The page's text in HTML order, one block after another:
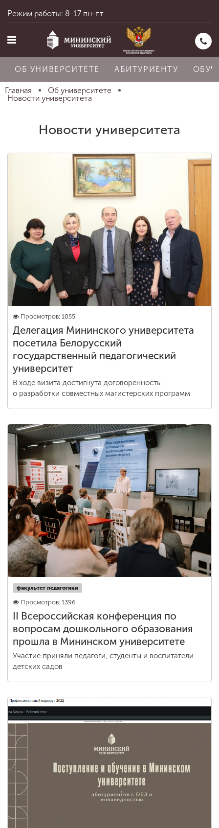
Об университете
Абитуриенту
Обучение
Наука
Международная
деятельность
Другие виды
деятельности
Студенческая жизнь
Сведения об
образовательной
организации
ENG SPN CHI
Приемная
комиссия
+7 (831) 262-26-20
Режим работы: 8-17 пн-пт
ОБ УНИВЕРСИТЕТЕ АБИТУРИЕНТУ
Главная
Об университете
Новости университета
Новости университета
Просмотров: 1055
Делегация Мининского университета
посетила Белорусский
государственный педагогический
университет
В ходе визита достигнута договоренность
о разработки совместных магистерских программ
факультет педагогики
Просмотров: 1396
II Всероссийская конференция по
вопросам дошкольного образования
прошла в Мининском университете
Участие приняли педагоги, студенты и воспитатели
детских садов